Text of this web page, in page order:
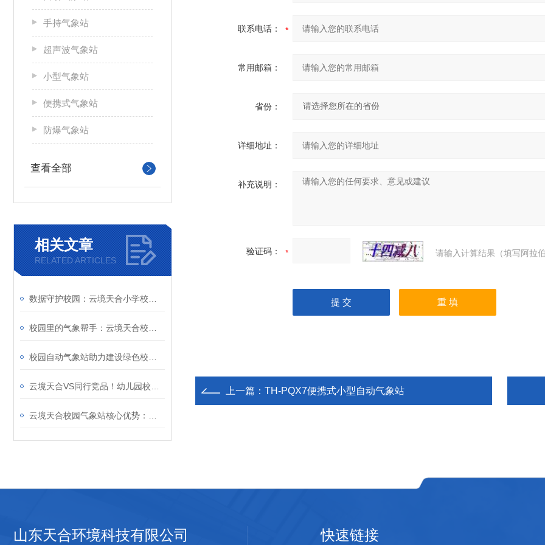
手持气象站
超声波气象站
小型气象站
便携式气象站
防爆气象站
查看全部
相关文章
RELATED ARTICLES
联系电话：
常用邮箱：
省份：
详细地址：
补充说明：
验证码： 请输入计算结果（填写阿拉
上一篇： TH-PQX7便携式小型自动气象站
山东天合环境科技有限公司 快速链接